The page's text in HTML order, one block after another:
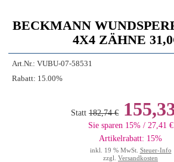
BECKMANN
4X4 ZÄHNE
Art.Nr.: VUBU-07-58531
Rabatt: 15.00%
Statt 182,74 €
Sie sparen 15% / 27,41 €
Artikelrabatt: 15%
inkl. 19 % MwSt. Steuer-Info
zzgl. Versandkosten